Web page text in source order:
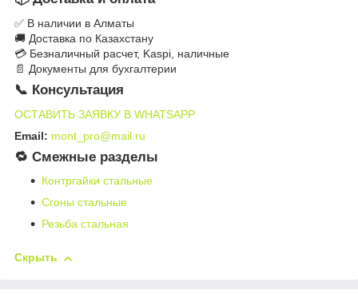
✅ В наличии в Алматы
🚚 Доставка по Казахстану
💳 Безналичный расчет, Kaspi, наличные
📄 Документы для бухгалтерии
📞 Консультация
ОСТАВИТЬ ЗАЯВКУ В WHATSAPP
Email: mont_pro@mail.ru
🔁 Смежные разделы
Контргайки стальные
Сгоны стальные
Резьба стальная
Скрыть